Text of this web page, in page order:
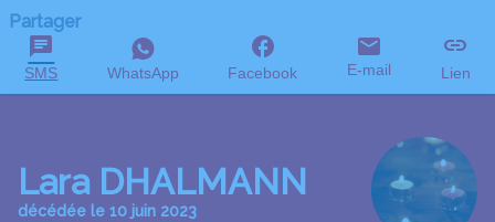
Partager
SMS WhatsApp Facebook E-mail Lien
Lara DHALMANN
décédée le 10 juin 2023